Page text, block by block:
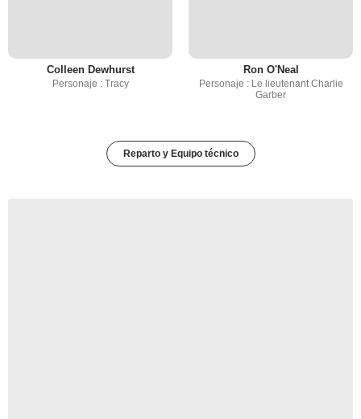
Colleen Dewhurst
Personaje : Tracy
Ron O'Neal
Personaje : Le lieutenant Charlie
Garber
Reparto y Equipo técnico